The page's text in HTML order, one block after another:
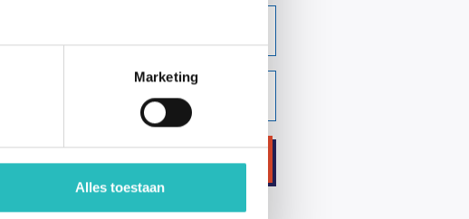
Marketing
Alles toestaan
Versturen